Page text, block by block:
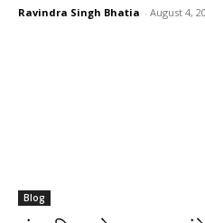
Ravindra Singh Bhatia - August 4,
Blog